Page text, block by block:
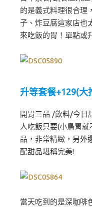
的是義式料理很合理
子、炸豆腐這家店也
來吃飯的胃！單點或
升等套餐+129(大
開胃三品 /飲料/今日
人吃飯只要(小鳥胃
品，非常精緻，另外
配甜品堪稱完美!
當天吃到的是深咖啡